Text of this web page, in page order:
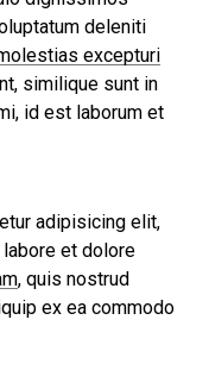
deleniti
excepturi
similique sunt in
id est laborum et
adipisicing elit,
et dolore
, quis nostrud
ex ea commodo